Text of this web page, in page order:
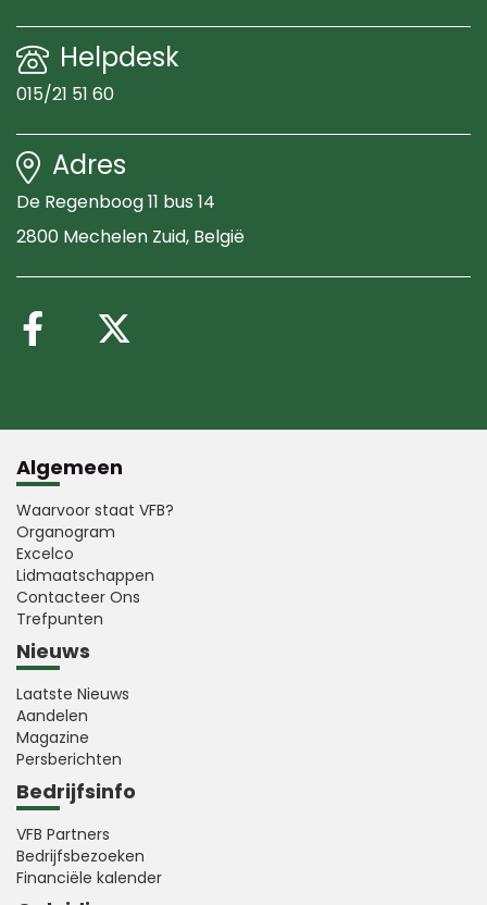
Helpdesk
015/21 51 60
Adres
De Regenboog 11 bus 14
2800 Mechelen Zuid, België
Volg ons op Facebook
Algemeen
Waarvoor staat VFB?
Organogram
Excelco
Lidmaatschappen
Contacteer Ons
Trefpunten
Nieuws
Laatste Nieuws
Aandelen
Magazine
Persberichten
Bedrijfsinfo
VFB Partners
Bedrijfsbezoeken
Financiële kalender